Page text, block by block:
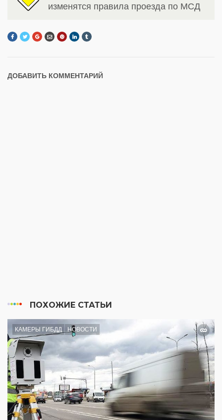
изменятся правила проезда по МСД
ДОБАВИТЬ КОММЕНТАРИЙ
ПОХОЖИЕ СТАТЬИ
КАМЕРЫ ГИБДД НОВОСТИ